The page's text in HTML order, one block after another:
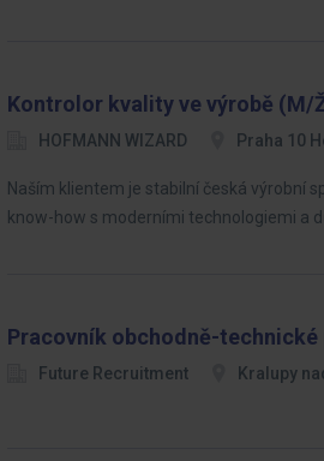
Kontrolor kvality ve výrobě (M/
HOFMANN WIZARD Praha 10
Naším klientem je stabilní česká výrobní
know-how s moderními technologiemi a
Pracovník obchodně-technické
Future Recruitment Kralupy